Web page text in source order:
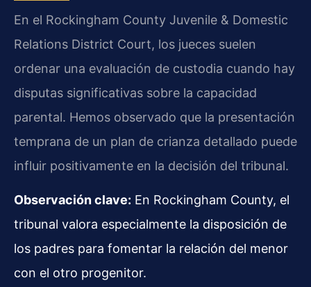
En el Rockingham County Juvenile & Domestic
Relations District Court, los jueces suelen
ordenar una evaluación de custodia cuando hay
disputas significativas sobre la capacidad
parental. Hemos observado que la presentación
temprana de un plan de crianza detallado puede
influir positivamente en la decisión del tribunal.
Observación clave: En Rockingham County, el
tribunal valora especialmente la disposición de
los padres para fomentar la relación del menor
con el otro progenitor.